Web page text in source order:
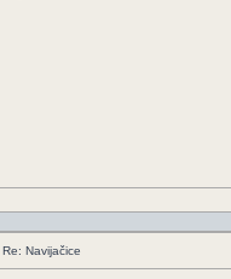
Re: Navijačice